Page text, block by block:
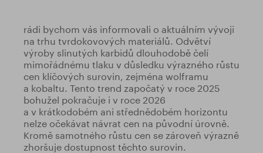
rádi bychom vás informovali o aktuálním vývoji
na trhu tvrdokovových materiálů. Odvětví
výroby slinutých karbidů dlouhodobě čelí
mimořádnému tlaku v důsledku výrazného růstu
cen klíčových surovin, zejména wolframu
a kobaltu. Tento trend započatý v roce 2025
bohužel pokračuje i v roce 2026
a v krátkodobém ani střednědobém horizontu
nelze očekávat návrat cen na původní úrovně.
Kromě samotného růstu cen se zároveň výrazně
zhoršuje dostupnost těchto surovin.